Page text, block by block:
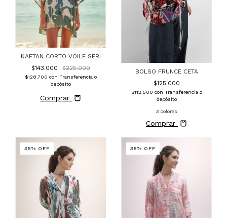
KAFTAN CORTO VOILE SERI
$143.000
$225.000
$128.700 con Transferencia o
depósito
Comprar
BOLSO FRUNCE CETA
$125.000
$112.500 con Transferencia o
depósito
3 colores
Comprar
35% OFF 35% OFF